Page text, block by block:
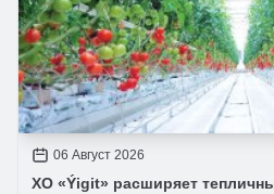
06 Август 2026
ХО «Ýigit» расширяет